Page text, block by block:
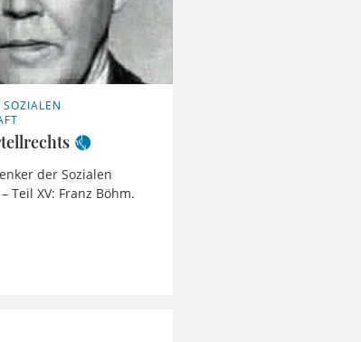
SOZIALEN
der Sozialen
Teil XV: Franz Böhm.